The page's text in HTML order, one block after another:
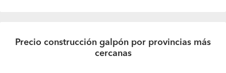
Precio construcción galpón por provincias más
cercanas